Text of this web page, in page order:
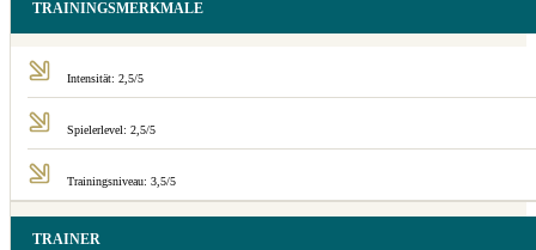
TRAININGSMERKMALE
Intensität: 2,5/5
Spielerlevel: 2,5/5
Trainingsniveau: 3,5/5
TRAINER